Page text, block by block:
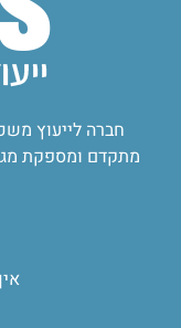
חברה לייעוץ
מתקדם ומספקת